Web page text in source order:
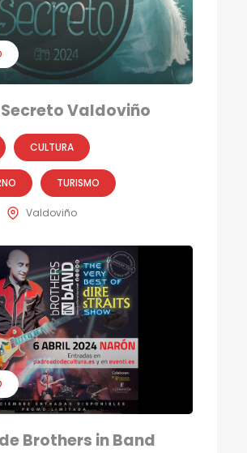
Valdoviño
CULTURA
TURISMO
Valdoviño
Brothers in Band